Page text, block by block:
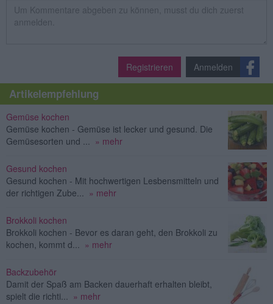
Registrieren Anmelden
Artikelempfehlung
Gemüse kochen
Gemüse kochen - Gemüse ist lecker und gesund. Die
Gemüsesorten und ...
» mehr
Gesund kochen
Gesund kochen - Mit hochwertigen Lesbensmitteln und
der richtigen Zube...
» mehr
Brokkoli kochen
Brokkoli kochen - Bevor es daran geht, den Brokkoli zu
kochen, kommt d...
» mehr
Backzubehör
Damit der Spaß am Backen dauerhaft erhalten bleibt,
spielt die richti...
» mehr